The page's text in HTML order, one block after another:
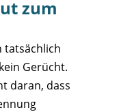
zum
tatsächlich
Gerücht.
daran, dass